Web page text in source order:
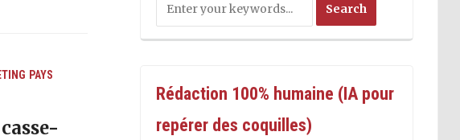
PAYS
Rédaction 100% humaine (IA pour
repérer des coquilles)